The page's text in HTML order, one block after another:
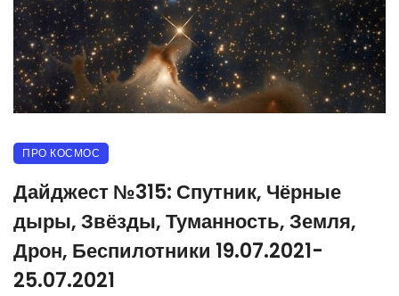
ПРО КОСМОС
Дайджест №315: Спутник, Чёрные
дыры, Звёзды, Туманность, Земля,
Дрон, Беспилотники 19.07.2021-
25.07.2021